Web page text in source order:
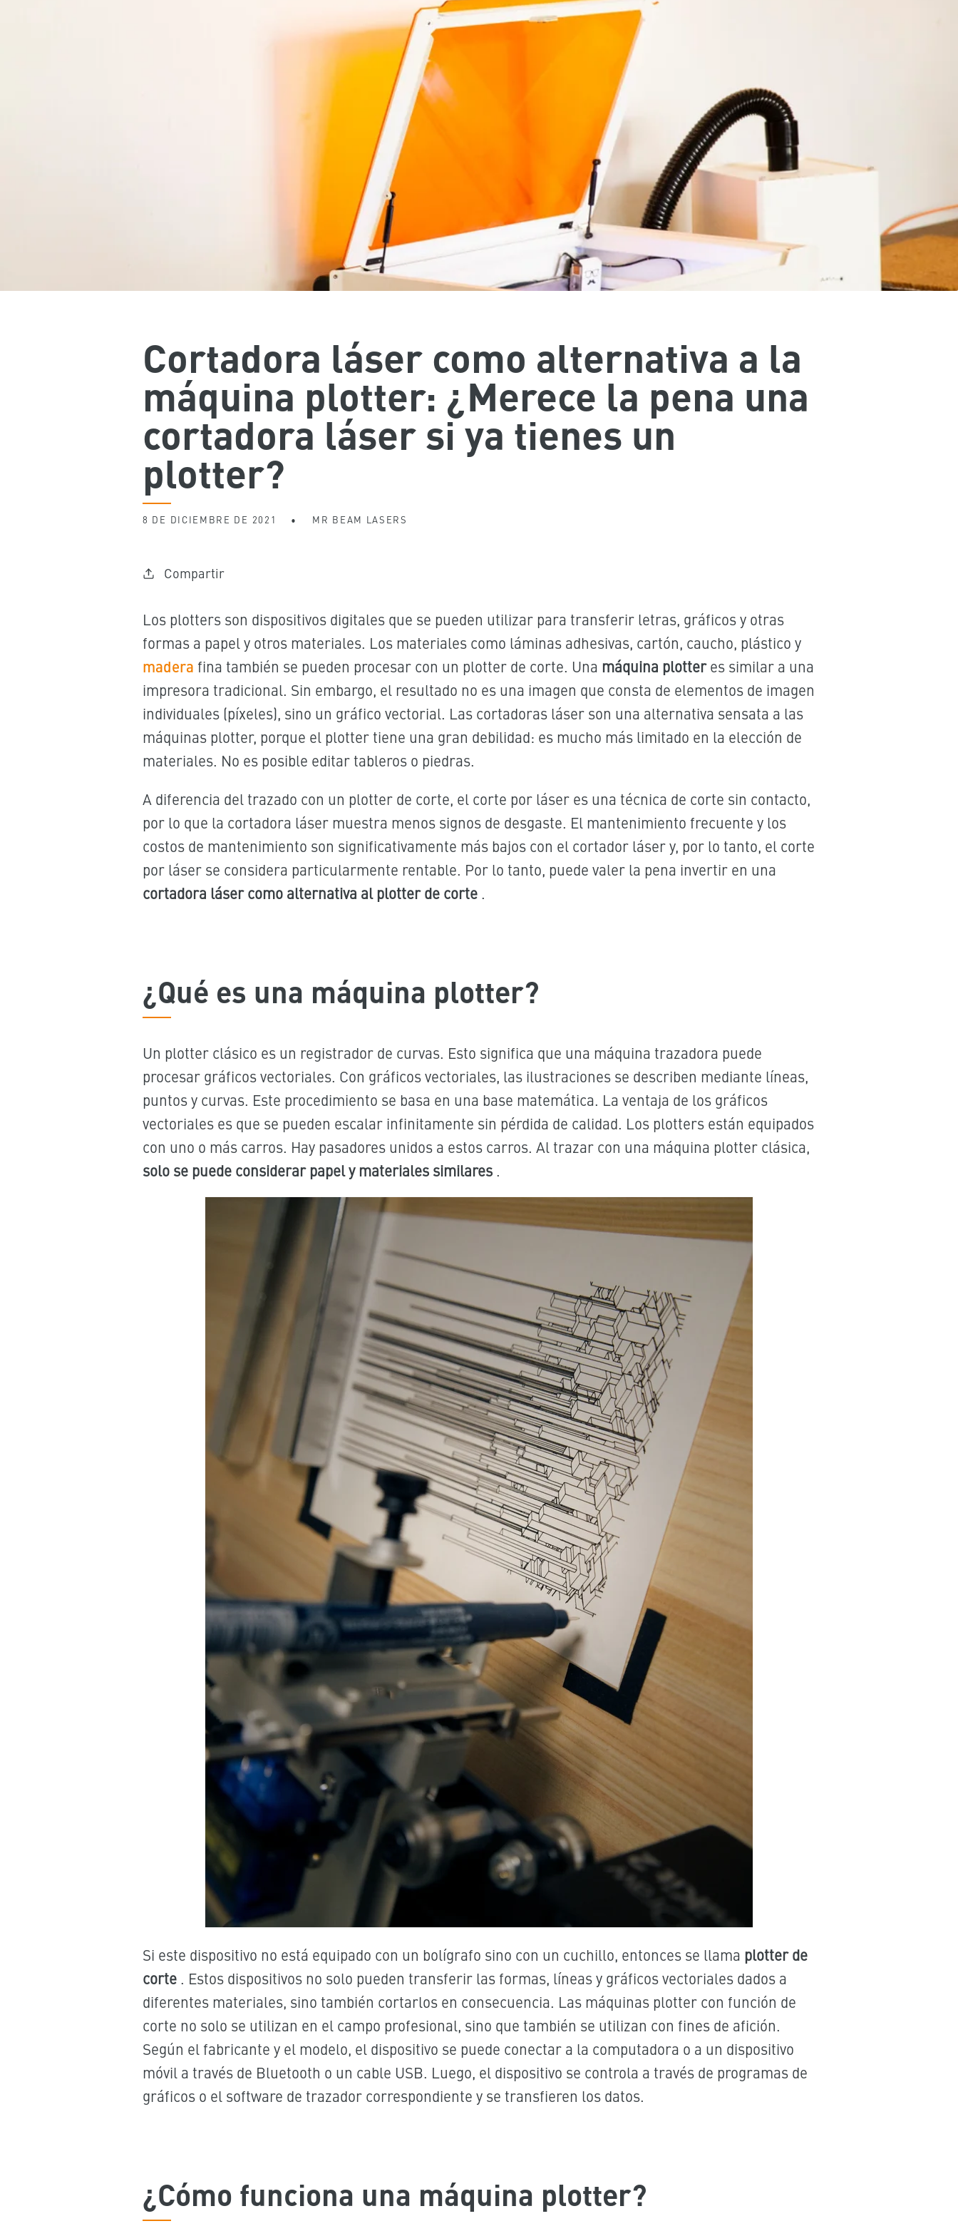
Cortadora láser como alternativa a la
máquina plotter: ¿Merece la pena una
cortadora láser si ya tienes un
plotter?
8 DE DICIEMBRE DE 2021 MR BEAM LASERS
Compartir
Los plotters son dispositivos digitales que se pueden utilizar para transferir letras, gráficos y otras
formas a papel y otros materiales. Los materiales como láminas adhesivas, cartón, caucho, plástico y
madera fina también se pueden procesar con un plotter de corte. Una máquina plotter es similar a una
impresora tradicional. Sin embargo, el resultado no es una imagen que consta de elementos de imagen
individuales (píxeles), sino un gráfico vectorial. Las cortadoras láser son una alternativa sensata a las
máquinas plotter, porque el plotter tiene una gran debilidad: es mucho más limitado en la elección de
materiales. No es posible editar tableros o piedras.
A diferencia del trazado con un plotter de corte, el corte por láser es una técnica de corte sin contacto,
por lo que la cortadora láser muestra menos signos de desgaste. El mantenimiento frecuente y los
costos de mantenimiento son significativamente más bajos con el cortador láser y, por lo tanto, el corte
por láser se considera particularmente rentable. Por lo tanto, puede valer la pena invertir en una
cortadora láser como alternativa al plotter de corte .
¿Qué es una máquina plotter?
Un plotter clásico es un registrador de curvas. Esto significa que una máquina trazadora puede
procesar gráficos vectoriales. Con gráficos vectoriales, las ilustraciones se describen mediante líneas,
puntos y curvas. Este procedimiento se basa en una base matemática. La ventaja de los gráficos
vectoriales es que se pueden escalar infinitamente sin pérdida de calidad. Los plotters están equipados
con uno o más carros. Hay pasadores unidos a estos carros. Al trazar con una máquina plotter clásica,
solo se puede considerar papel y materiales similares .
Si este dispositivo no está equipado con un bolígrafo sino con un cuchillo, entonces se llama plotter de
corte . Estos dispositivos no solo pueden transferir las formas, líneas y gráficos vectoriales dados a
diferentes materiales, sino también cortarlos en consecuencia. Las máquinas plotter con función de
corte no solo se utilizan en el campo profesional, sino que también se utilizan con fines de afición.
Según el fabricante y el modelo, el dispositivo se puede conectar a la computadora o a un dispositivo
móvil a través de Bluetooth o un cable USB. Luego, el dispositivo se controla a través de programas de
gráficos o el software de trazador correspondiente y se transfieren los datos.
¿Cómo funciona una máquina plotter?